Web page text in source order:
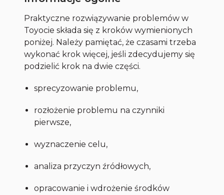
Praktyczne rozwiązywanie problemów w
Toyocie składa się z kroków wymienionych
poniżej. Należy pamiętać, że czasami trzeba
wykonać krok więcej, jeśli zdecydujemy się
podzielić krok na dwie części.
sprecyzowanie problemu,
rozłożenie problemu na czynniki
pierwsze,
wyznaczenie celu,
analiza przyczyn źródłowych,
opracowanie i wdrożenie środków